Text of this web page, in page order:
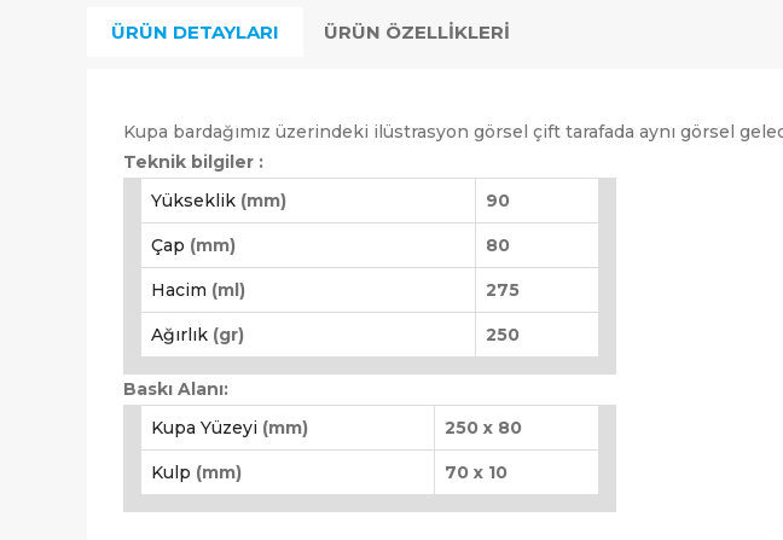
ÜRÜN DETAYLARI ÜRÜN ÖZELLIKLERI
Kupa bardağımız üzerindeki ilüstrasyon görsel çift tarafada aynı görsel
Teknik bilgiler :
Yükseklik (mm) 90
Çap (mm) 80
Hacim (ml) 275
Ağırlık (gr) 250
Baskı Alanı:
Kupa Yüzeyi (mm) 250 x 80
Kulp (mm) 70 x 10